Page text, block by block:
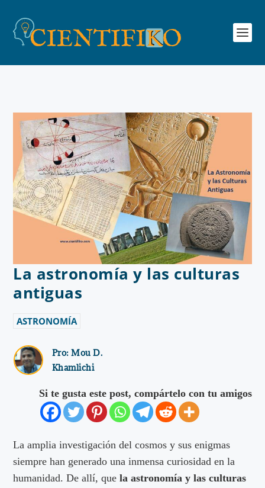
La astronomía y las culturas
antiguas
ASTRONOMÍA
Pro:Mou D.
Khamlichi
Si te gusta este post, compártelo con tu amigos
La amplia investigación del cosmos y sus enigmas
siempre han generado una inmensa curiosidad en la
humanidad. De allí, quela astronomía y las culturas